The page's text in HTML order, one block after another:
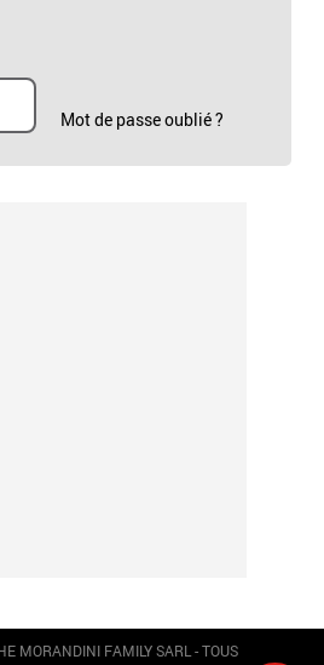
Mot de passe oublié ?
MORANDINI FAMILY SARL - TOUS